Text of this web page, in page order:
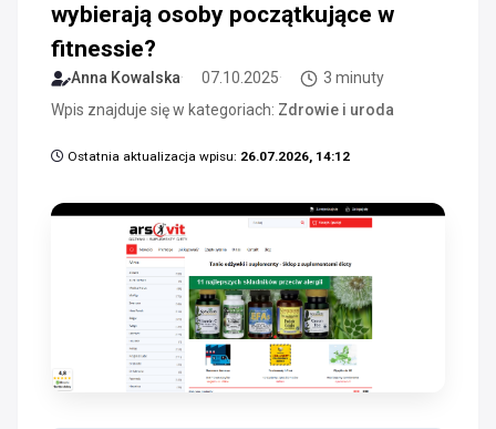
wybierają osoby początkujące w
fitnessie?
Anna Kowalska 07.10.2025
3 minuty
Wpis znajduje się w kategoriach: Zdrowie i uroda
Ostatnia aktualizacja wpisu: 26.07.2026, 14:12